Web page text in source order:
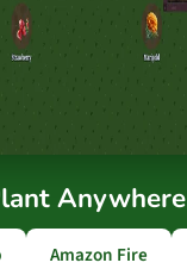
Anywhere
Amazon Fire